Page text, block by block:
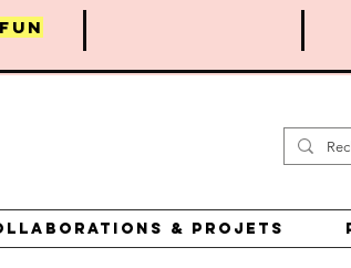
& PROJETS